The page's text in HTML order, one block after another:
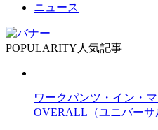
ニュース
POPULARITY 人気記事
ワークパンツ・イン・
OVERALL（ユニバーサ